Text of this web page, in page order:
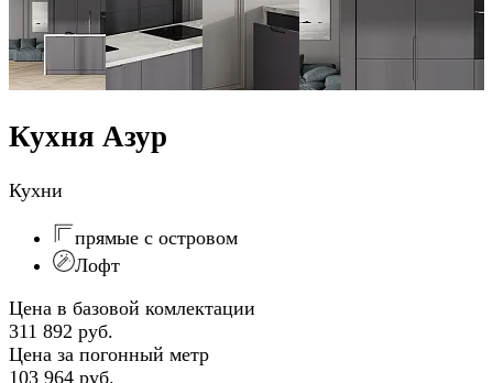
Кухня Азур
Кухни
прямые с островом
Лофт
Цена в базовой комлектации
311 892 руб.
Цена за погонный метр
103 964 руб.